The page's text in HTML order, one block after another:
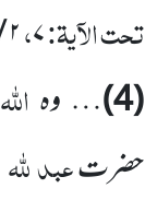
تحت الآیۃ:۷،۲ / ۳۰۲
(4) … وہ اللہ
حضرتعبد للہ